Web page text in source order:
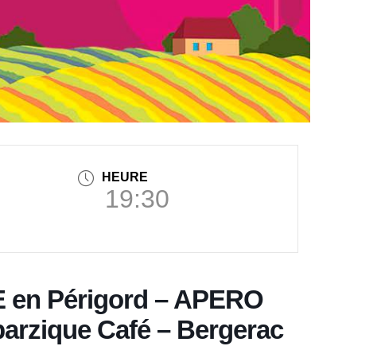
HEURE
19:30
en Périgord – APERO
Café – Bergerac